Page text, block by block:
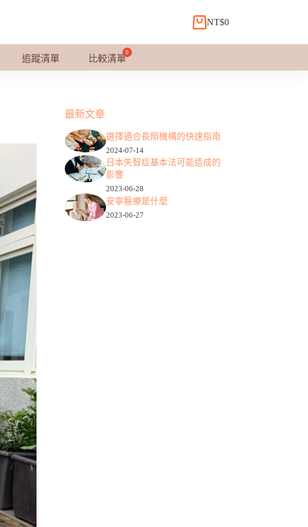
購
物
NT$0
追蹤清單 比較清單
最新文章
選擇適合長照機構的快速指南
2024-07-14
日本失智症基本法可能造成的
影響
2023-06-28
安寧醫療是什麼
2023-06-27